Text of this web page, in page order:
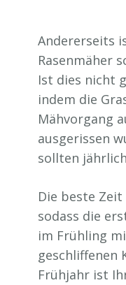
Andererseits
Rasenmäher
Ist dies nicht
indem die
Mähvorgang
ausgerissen
sollten
Die beste
sodass die
im Frühling
geschliffenen
Frühjahr ist